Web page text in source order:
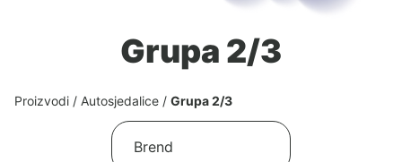
Grupa 2/3
Proizvodi / Autosjedalice / Grupa 2/3